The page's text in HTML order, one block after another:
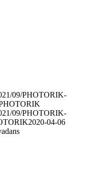
09/PHOTORIK-
09/PHOTORIK-
2020-04-06